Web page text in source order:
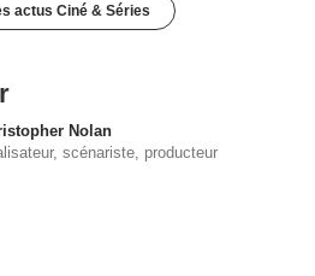
actus Ciné & Séries
Nolan
scénariste, producteur